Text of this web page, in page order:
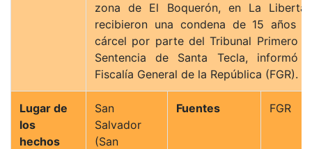
zona de El Boquerón, en La
recibieron una condena de 15 años
cárcel por parte del Tribunal Primero
Sentencia de Santa Tecla, informó
Fiscalía General de la República (FGR).
Lugar de
los
hechos
San
Salvador
(San
Fuentes FGR